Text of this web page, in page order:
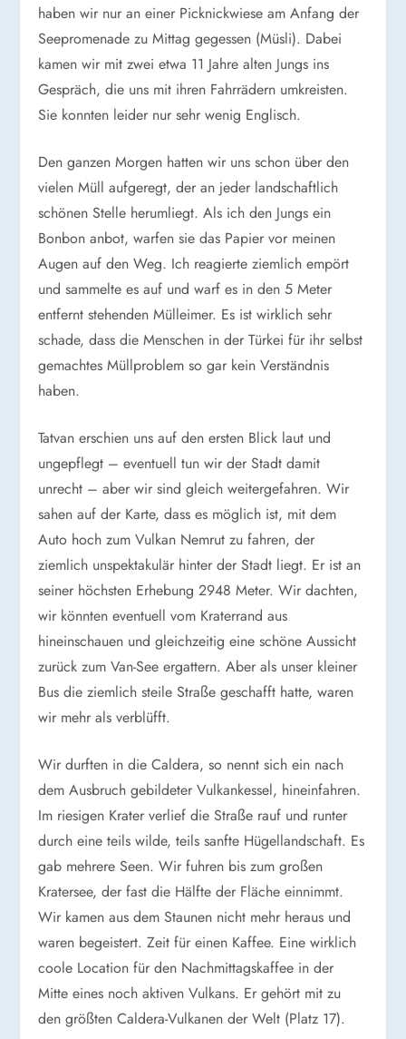
haben wir nur an einer Picknickwiese am Anfang der
Seepromenade zu Mittag gegessen (Müsli). Dabei
kamen wir mit zwei etwa 11 Jahre alten Jungs ins
Gespräch, die uns mit ihren Fahrrädern umkreisten.
Sie konnten leider nur sehr wenig Englisch.
Den ganzen Morgen hatten wir uns schon über den
vielen Müll aufgeregt, der an jeder landschaftlich
schönen Stelle herumliegt. Als ich den Jungs ein
Bonbon anbot, warfen sie das Papier vor meinen
Augen auf den Weg. Ich reagierte ziemlich empört
und sammelte es auf und warf es in den 5 Meter
entfernt stehenden Mülleimer. Es ist wirklich sehr
schade, dass die Menschen in der Türkei für ihr selbst
gemachtes Müllproblem so gar kein Verständnis
haben.
Tatvan erschien uns auf den ersten Blick laut und
ungepflegt – eventuell tun wir der Stadt damit
unrecht – aber wir sind gleich weitergefahren. Wir
sahen auf der Karte, dass es möglich ist, mit dem
Auto hoch zum Vulkan Nemrut zu fahren, der
ziemlich unspektakulär hinter der Stadt liegt. Er ist an
seiner höchsten Erhebung 2948 Meter. Wir dachten,
wir könnten eventuell vom Kraterrand aus
hineinschauen und gleichzeitig eine schöne Aussicht
zurück zum Van-See ergattern. Aber als unser kleiner
Bus die ziemlich steile Straße geschafft hatte, waren
wir mehr als verblüfft.
Wir durften in die Caldera, so nennt sich ein nach
dem Ausbruch gebildeter Vulkankessel, hineinfahren.
Im riesigen Krater verlief die Straße rauf und runter
durch eine teils wilde, teils sanfte Hügellandschaft. Es
gab mehrere Seen. Wir fuhren bis zum großen
Kratersee, der fast die Hälfte der Fläche einnimmt.
Wir kamen aus dem Staunen nicht mehr heraus und
waren begeistert. Zeit für einen Kaffee. Eine wirklich
coole Location für den Nachmittagskaffee in der
Mitte eines noch aktiven Vulkans. Er gehört mit zu
den größten Caldera-Vulkanen der Welt (Platz 17).